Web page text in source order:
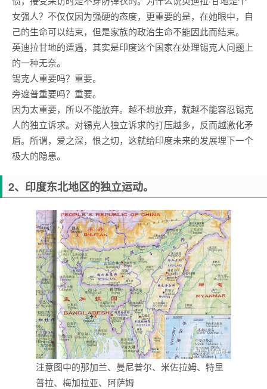
女强人？不仅仅因为强硬的态度，更重要的是，在她眼中，自
己的生命可以结束，但是家族的政治生命不能因此而结束。
英迪拉甘地的遭遇，其实是印度这个国家在处理锡克人问题上
的一种无奈。
锡克人重要吗？重要。
旁遮普重要吗？重要。
因为太重要，所以不能放弃。越不想放弃，就越不能容忍锡克
人的独立诉求。对锡克人独立诉求的打压越多，反而越激化矛
盾。所谓，爱之深，恨之切，这就给印度未来的发展埋下一个
极大的隐患。
2、印度东北地区的独立运动。
注意图中的那加兰、曼尼普尔、米佐拉姆、特里
普拉、梅加拉亚、阿萨姆